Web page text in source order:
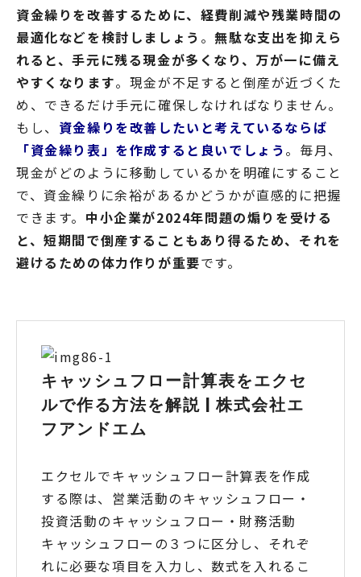
資金繰りを改善するために、経費削減や残業時間の
最適化などを検討しましょう 。無駄な支出を抑えら
れると、手元に残る現金が多くなり、万が一に備え
やすくなります。現金が不足すると倒産が近づくた
め、できるだけ手元に確保しなければなりません。
もし、 資金繰りを改善したいと考えているならば
「資金繰り表」を作成すると良いでしょう。毎月、
現金がどのように移動しているかを明確にすること
で、資金繰りに余裕があるかどうかが直感的に把握
できます。 中小企業が2024年問題の煽りを受ける
と、短期間で倒産することもあり得るため、それを
避けるための体力作りが重要です。
キャッシュフロー計算表をエクセ
ルで作る方法を解説 | 株式会社エ
フアンドエム
エクセルでキャッシュフロー計算表を作成
する際は、営業活動のキャッシュフロー・
投資活動のキャッシュフロー・財務活動
キャッシュフローの３つに区分し、それぞ
れに必要な項目を入力し、数式を入れるこ